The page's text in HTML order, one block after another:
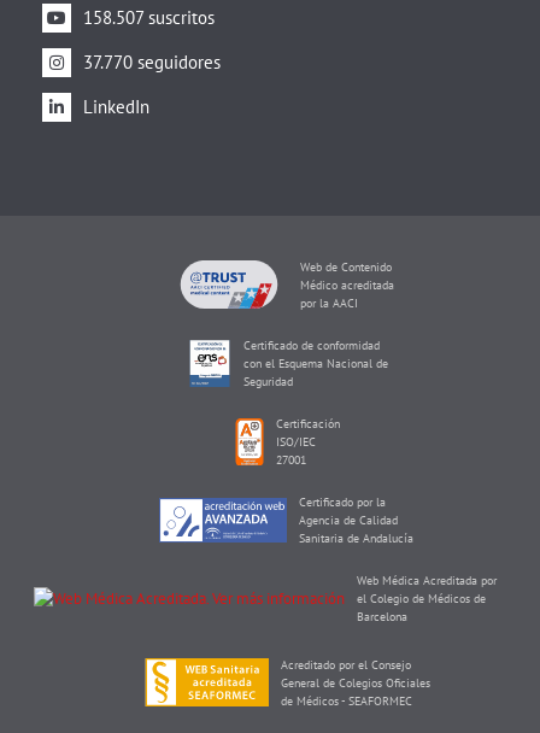
158.507 suscritos
37.770 seguidores
LinkedIn
Web de Contenido
Médico acreditada
por la AACI
Certificado de conformidad
con el Esquema Nacional de
Seguridad
Certificación
ISO/IEC
27001
Certificado por la
Agencia de Calidad
Sanitaria de Andalucía
Web Médica Acreditada por
el Colegio de Médicos de
Barcelona
Acreditado por el Consejo
General de Colegios Oficiales
de Médicos - SEAFORMEC